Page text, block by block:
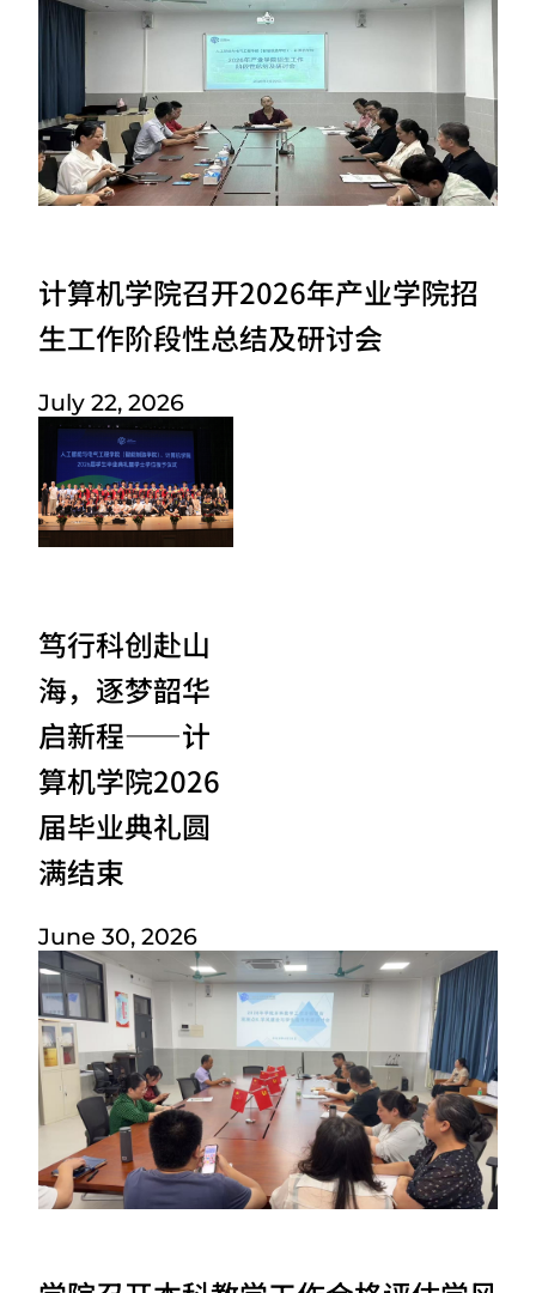
计算机学院召开2026年产业学院招
生工作阶段性总结及研讨会
July 22, 2026
笃行科创赴山
海，逐梦韶华
启新程——计
算机学院2026
届毕业典礼圆
满结束
June 30, 2026